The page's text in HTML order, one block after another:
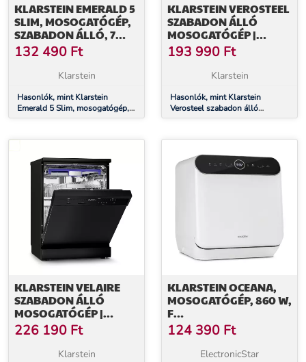
KLARSTEIN EMERALD 5
SLIM, MOSOGATÓGÉP,
SZABADON ÁLLÓ, 7
PROGRAM,
ÉRINTÉSVEZÉRLÉS
132 490 Ft
Klarstein
Hasonlók, mint Klarstein
Emerald 5 Slim, mosogatógép,
szabadon álló, 7 program,
KLARSTEIN VEROSTEEL
SZABADON ÁLLÓ
MOSOGATÓGÉP |
MINIMALISTA,
KOMPAKT, ELEGÁNS |
EEC B | 45 CM
193 990 Ft
Klarstein
Hasonlók, mint Klarstein
Verosteel szabadon álló
mosogatógép | Minimalista,
cm
KLARSTEIN VELAIRE
SZABADON ÁLLÓ
MOSOGATÓGÉP |
MINIMALISTA,
ELEGÁNS, NAGY
TELJESÍTMÉNYŰ | EEC A |
226 190 Ft
Klarstein
KLARSTEIN OCEANA,
MOSOGATÓGÉP, 860 W,
F
ENERGIAHATÉKONYSÁGI
OSZTÁLY, SZABADON
ÁLLÓ, BEÉPÍTÉS
124 390 Ft
ElectronicStar